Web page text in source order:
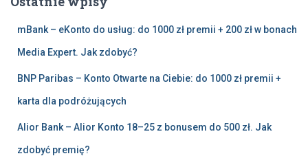
j
mBank – eKonto do usług: do 1000 zł premii + 200 zł w bonach
Media Expert. Jak zdobyć?
BNP Paribas – Konto Otwarte na Ciebie: do 1000 zł premii +
karta dla podróżujących
Alior Bank – Alior Konto 18–25 z bonusem do 500 zł. Jak
zdobyć premię?